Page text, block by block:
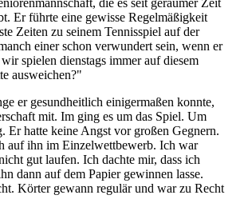
die es seit geraumer Zeit
Er führte eine gewisse Regelmäßigkeit
Zeiten zu seinem Tennisspiel auf der
einer schon verwundert sein, wenn er
spielen dienstags immer auf diesem
ausweichen?"
er gesundheitlich einigermaßen konnte,
mit. Im ging es um das Spiel. Um
Er hatte keine Angst vor großen Gegnern.
auf ihn im Einzelwettbewerb. Ich war
gut laufen. Ich dachte mir, dass ich
dann auf dem Papier gewinnen lasse.
Körter gewann regulär und war zu Recht